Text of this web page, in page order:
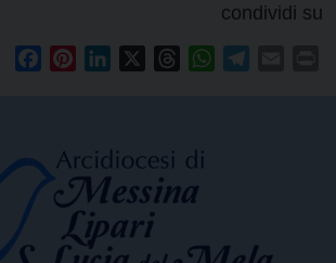
condividi su
FacebookPinterestLinkedIn ThreadsWhatsApp